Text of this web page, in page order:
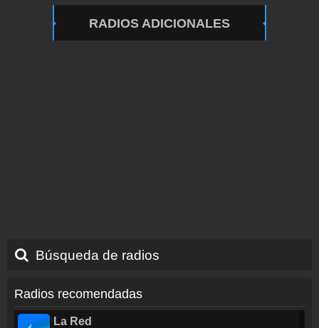
RADIOS ADICIONALES
Búsqueda de radios
Radios recomendadas
La Red